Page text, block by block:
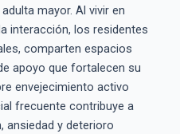
mayor. Al vivir en
interacción, los residentes
comparten espacios
apoyo que fortalecen su
envejecimiento activo
frecuente contribuye a
ansiedad y deterioro